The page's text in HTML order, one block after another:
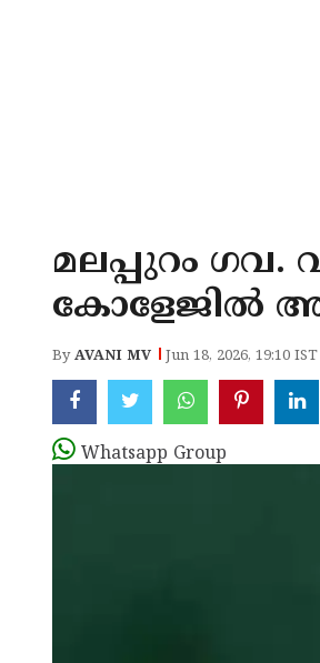
മലപ്പുറം
കോളേജിൽ
ByAVANI MV Jun 18, 2026, 19:10 IST
Whatsapp Group